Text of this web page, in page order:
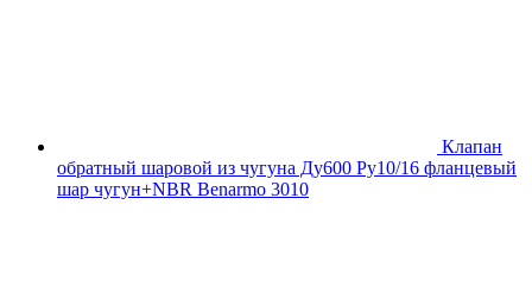
Клапан
обратный шаровой из чугуна Ду600 Ру10/16 фланцевый
шар чугун+NBR Benarmo 3010